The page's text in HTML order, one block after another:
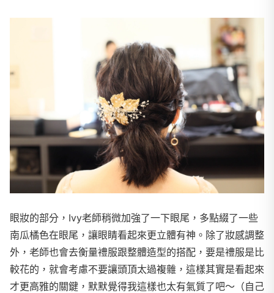
眼妝的部分，Ivy老師稍微加強了一下眼尾，多點綴了一些
南瓜橘色在眼尾，讓眼睛看起來更立體有神。除了妝感調整
外，老師也會去衡量禮服跟整體造型的搭配，要是禮服是比
較花的，就會考慮不要讓頭頂太過複雜，這樣其實是看起來
才更高雅的關鍵，默默覺得我這樣也太有氣質了吧～（自己